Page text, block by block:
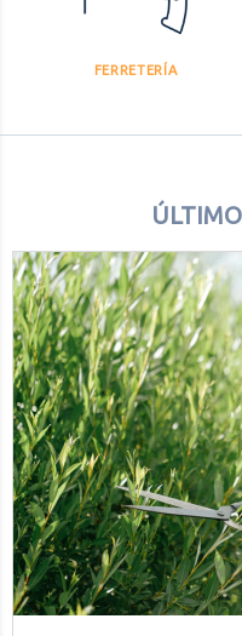
FERRETERÍA